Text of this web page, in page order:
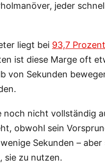
jeder
liegt bei 93,7 Prozent
ist diese Marge oft
Sekunden
nicht vollständig
obwohl sein
Sekunden –
sie zu nutzen.